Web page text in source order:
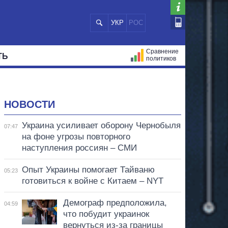
УКР РОС
Сравнение
политиков
НОВОСТИ
07:47
Украина усиливает оборону Чернобыля
на фоне угрозы повторного
наступления россиян – СМИ
05:23
Опыт Украины помогает Тайваню
готовиться к войне с Китаем – NYT
04:59
Демограф предположила,
что побудит украинок
вернуться из-за границы